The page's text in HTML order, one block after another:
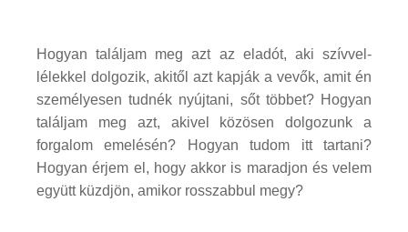
Hogyan találjam meg azt az eladót, aki szívvel-
lélekkel dolgozik, akitől azt kapják a vevők, amit én
személyesen tudnék nyújtani, sőt többet? Hogyan
találjam meg azt, akivel közösen dolgozunk a
forgalom emelésén? Hogyan tudom itt tartani?
Hogyan érjem el, hogy akkor is maradjon és velem
együtt küzdjön, amikor rosszabbul megy?